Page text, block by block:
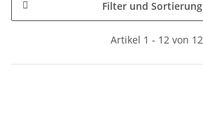
Filter und Sortierung
Artikel 1 - 12 von 12